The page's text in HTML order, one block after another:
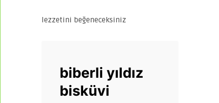
lezzetini beğeneceksiniz
biberli yıldız
bisküvi